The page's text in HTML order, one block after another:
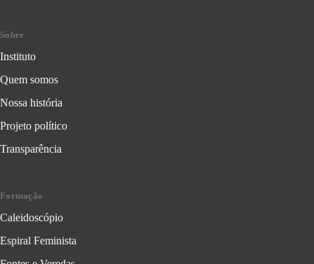
Sobre
Instituto
Quem somos
Nossa história
Projeto político
Transparência
Formação
Caleidoscópio
Espiral Feminista